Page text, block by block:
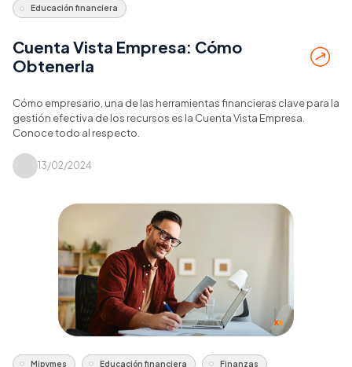
Educación financiera
Cuenta Vista Empresa: Cómo
Obtenerla
Cómo empresario, una de las herramientas financieras clave para la
gestión efectiva de los recursos es la Cuenta Vista Empresa.
Conoce todo al respecto.
13/02/2024
Mipymes Educación financiera Finanzas